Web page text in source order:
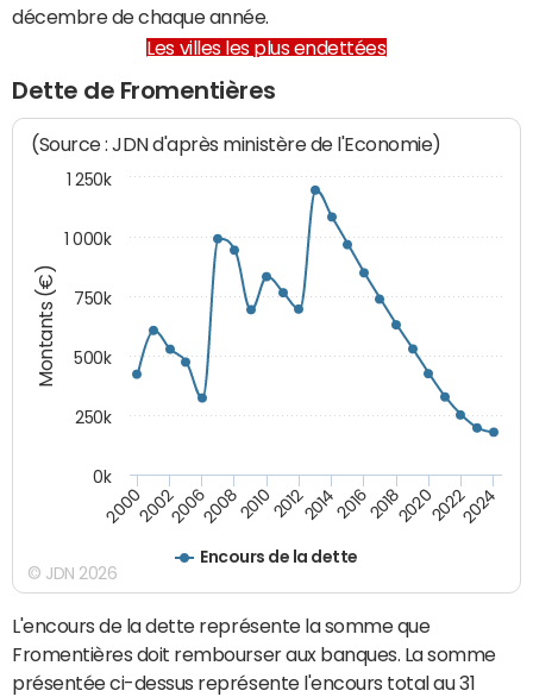
décembre de chaque année.
Les villes les plus endettées
Dette de Fromentières
Montants (€)
(Source : JDN d'après ministère de l'Economie)
Encours de la dette
200020022006200820102012201420162018202020222024
0k
250k
500k
750k
1 000k
1 250k
© JDN 2026
L'encours de la dette représente la somme que
Fromentières doit rembourser aux banques. La somme
présentée ci-dessus représente l'encours total au 31